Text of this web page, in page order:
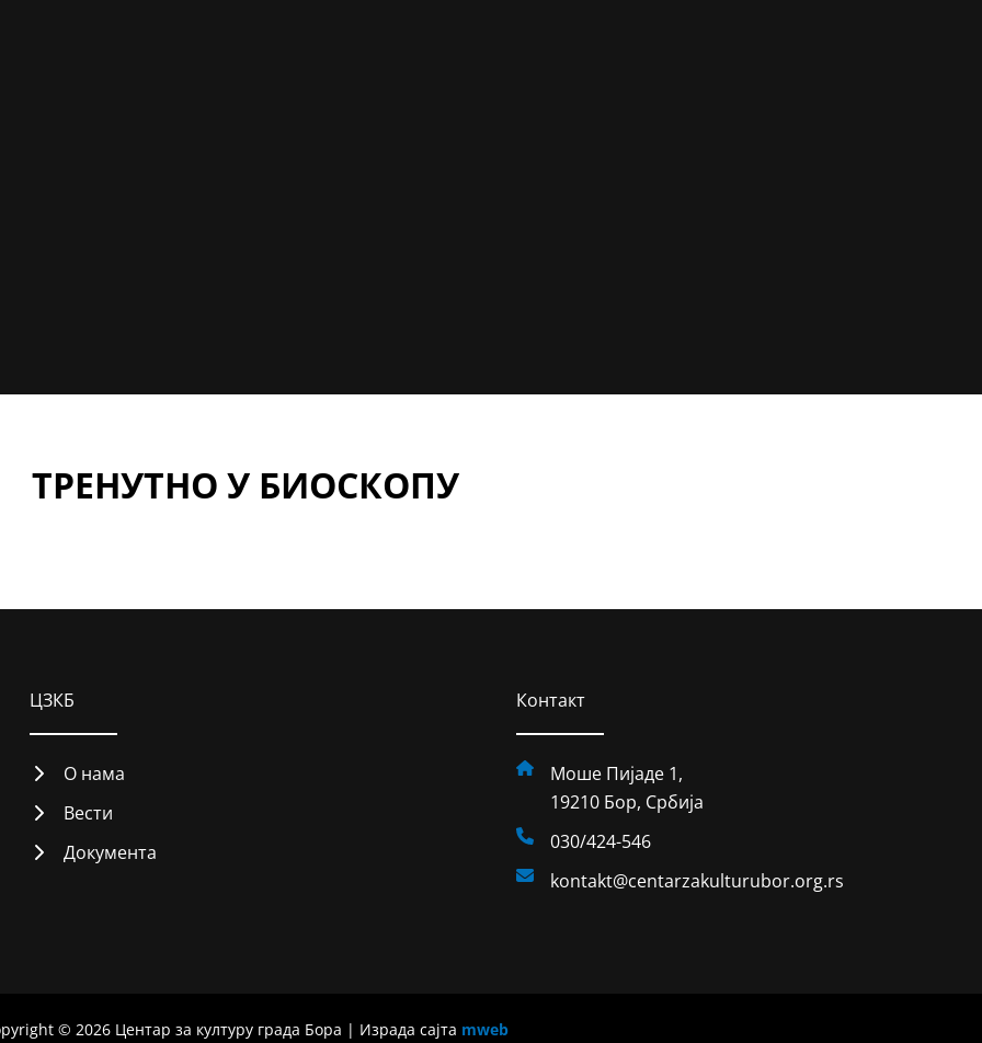
ТРЕНУТНО У БИОСКОПУ
ЦЗКБ
О нама
Вести
Документа
Контакт
Моше Пијаде 1,
19210 Бор, Србија
030/424-546
kontakt@centarzakulturubor.org.rs
© 2026 Центар за културу града Бора | Израда сајта mweb